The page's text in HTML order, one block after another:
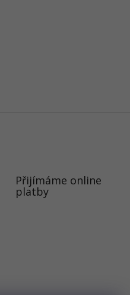
Přijímáme online
platby